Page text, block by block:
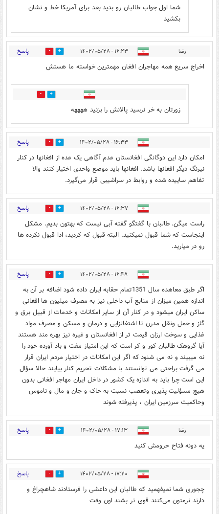
شما اول جواب طالبان رو بدید بعد برای آمریکا خط و نشان
بکشید
رضا ۱۶:۲۳ - ۱۴۰۲/۰۵/۲۸ 21 پاسخ
اخراج سریع همه مهاجران افغان مهمترین خواسته ما هستش
1
زورتان به خر نرسید پالانش را بزنید ههههه
۱۶:۳۳ - ۱۴۰۲/۰۵/۲۸ 1 پاسخ
امکان دارد این دوگانگی افغانستان عدم آگاهی یک عده از افغانها در کنار
نیرنگ دیگر افغانها باشد. افغانها باید موضع واحدی اختیار کنند والا
تفاهم ساییده شده و روابط در سراشیبی قرار می‌گیرد.
۱۶:۳۷ - ۱۴۰۲/۰۵/۲۸ 10 پاسخ
راست میگن. طالبان با گفتگو گفته آبی نیست که بهتون بدیم. مشکل
اینجاست که شما قبول نمیکنید. البته قبول که کردید، ادا قبول نکرده ها
رو در میارید.
۱۶:۴۸ - ۱۴۰۲/۰۵/۲۸ 3 پاسخ
اگر طبق معاهده سال 1351تمام حقابه ایران داده شود اضافه بر آن به
اندازه همین میزان از منابع آب داخلی نیز به مصرف میلیون ها افغانی
ساکن ایران میشود و در کنار آن از سایر امکانات و خدمات از قبیل برق و
گاز و حمل ونقل مدرن تا اشتغالزایی و درمان و مسکن و مصرف مواد
غذایی و سوخت ارزان قیمت تر از افغانستان و غیره نیز بهره مند هستند
آیا گروهک طالبان کور و کر است که این امتیاز مفت و باد آورده خود را
نه میبیند و نه می شنود که اگر این امکانات در اختیار مردم ایران قرار
می گرفت براحتی می توانستند با مشکلات تحریم کنار بیایند حالا سؤال
این است چرا باید به اندازه یک کشور در داخل ایران مهاجر افغانی بدون
هیچ مسؤلیت پذیری وتعصب نسبت به خاک و جان و مال و ناموس
وحاکمیت سرزمین ایران ، پذیرفته شوند
رضا ۱۷:۱۳ - ۱۴۰۲/۰۵/۲۸ 3 پاسخ
یه دونه فتاح حرومش کنید
۱۷:۲۰ - ۱۴۰۲/۰۵/۲۸ 3 پاسخ
چجوری شما نمیفهمید که طالبان این داعشی را فرستادند شاهچراغ و
دارند نرمتون می‌کنند قوی تر بشند اون وقت